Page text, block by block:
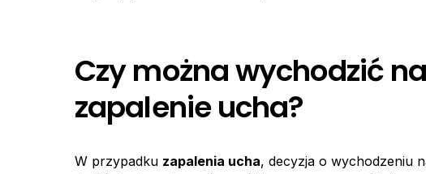
Czy można wychodzić
zapalenie ucha?
W przypadku zapalenia ucha, decyzja o wychodzeniu